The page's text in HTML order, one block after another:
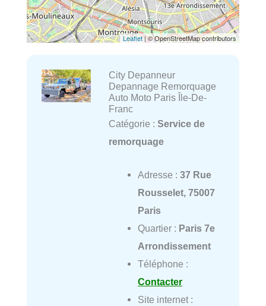
Leaflet| © OpenStreetMap contributors
City Depanneur
Depannage Remorquage
Auto Moto Paris Île-De-
Franc
Catégorie : Service de
remorquage
Adresse : 37 Rue
Rousselet, 75007
Paris
Quartier : Paris 7e
Arrondissement
Téléphone :
Contacter
Site internet :